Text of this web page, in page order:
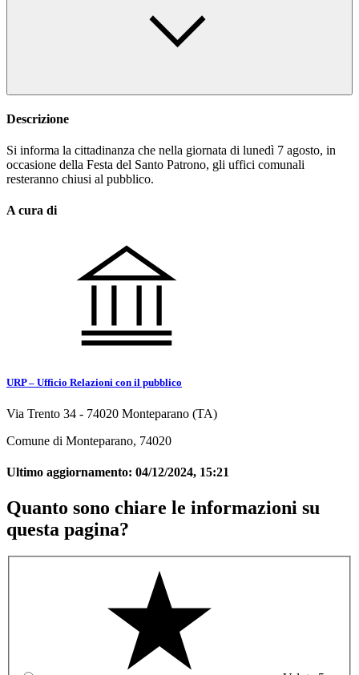
Descrizione
Si informa la cittadinanza che nella giornata di lunedì 7 agosto, in
occasione della Festa del Santo Patrono, gli uffici comunali
resteranno chiusi al pubblico.
A cura di
URP – Ufficio Relazioni con il pubblico
Via Trento 34 - 74020 Monteparano (TA)
Comune di Monteparano, 74020
Ultimo aggiornamento: 04/12/2024, 15:21
Quanto sono chiare le informazioni su
questa pagina?